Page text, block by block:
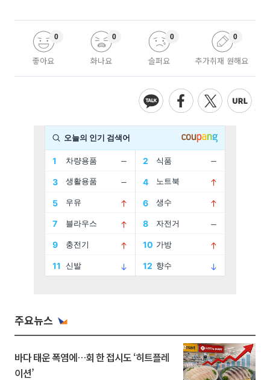
좋아요
0
화나요
0
슬퍼요
0
추가취재 원해요
0
주요뉴스
바다 태운 폭염에…회 한 접시도 ‘히트플레
이션’